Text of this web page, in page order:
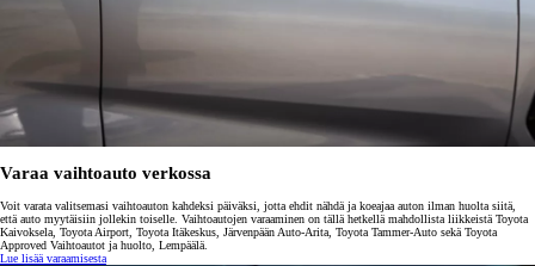
Varaa vaihtoauto verkossa
Voit varata valitsemasi vaihtoauton kahdeksi päiväksi, jotta ehdit nähdä ja koeajaa auton ilman huolta siitä,
että auto myytäisiin jollekin toiselle. Vaihtoautojen varaaminen on tällä hetkellä mahdollista liikkeistä Toyota
Kaivoksela, Toyota Airport, Toyota Itäkeskus, Järvenpään Auto-Arita, Toyota Tammer-Auto sekä Toyota
Approved Vaihtoautot ja huolto, Lempäälä.
Lue lisää varaamisesta